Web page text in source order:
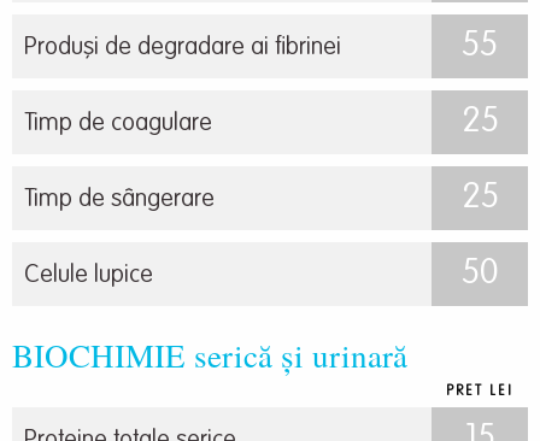
Produși de degradare ai fibrinei 55
Timp de coagulare 25
Timp de sângerare 25
Celule lupice 50
BIOCHIMIE serică și urinară
PRET LEI